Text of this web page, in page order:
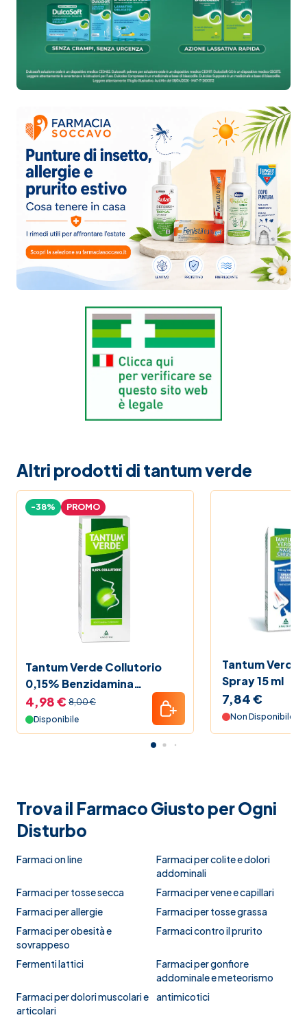
Altri prodotti di tantum verde
Tantum Verde Collutorio
0,15% Benzidamina
Cloridrato Flacone 120 ml
-38% PROMO
4,98 € 8,00 €
Disponibile
Tantum Verde
Spray 15 ml
7,84 €
Non Disponibile
Trova il Farmaco Giusto per Ogni
Disturbo
Farmaci on line
Farmaci per colite e dolori
addominali
Farmaci per tosse secca
Farmaci per vene e capillari
Farmaci per allergie
Farmaci per tosse grassa
Farmaci per obesità e
sovrappeso
Farmaci contro il prurito
Fermenti lattici
Farmaci per gonfiore
addominale e meteorismo
Farmaci per dolori muscolari e
articolari
antimicotici